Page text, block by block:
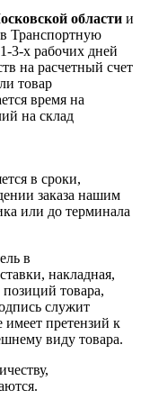
области и
в Транспортную
3-х рабочих дней
на расчетный счет
товар
время на
на склад
в сроки,
заказа нашим
или до терминала
в
накладная,
товара,
служит
имеет претензий к
виду товара.